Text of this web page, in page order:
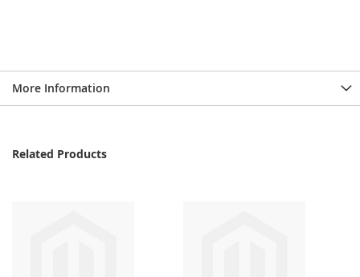
More Information
Related Products